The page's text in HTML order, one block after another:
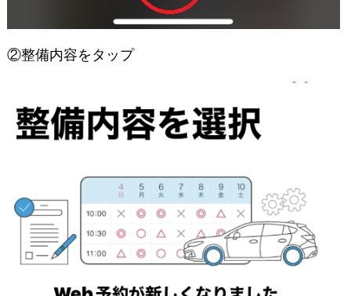
②整備内容をタップ